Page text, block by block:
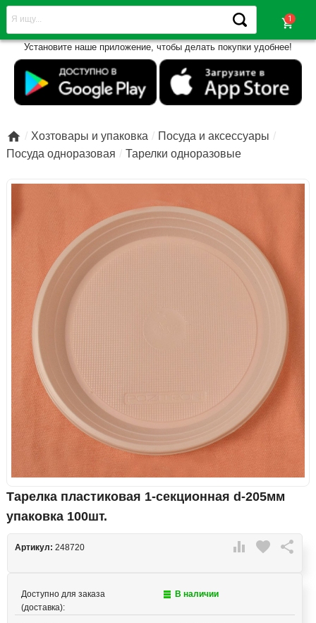
shopping_cart
Установите наше приложение, чтобы делать покупки удобнее!
 Хозтовары и упаковка
Посуда и аксессуары
Посуда одноразовая
Тарелки одноразовые
Тарелка пластиковая 1-секционная d-205мм
упаковка 100шт.
 favorite 
Артикул: 248720
Доступно для заказа
(доставка):
В наличии